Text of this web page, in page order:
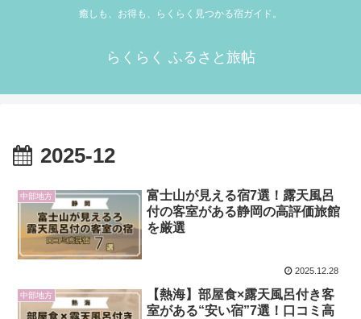
癒しも、お得も、らくらく見つかる宿ガイド。
らくらく ふるさと旅帖
2025-12
中部地方
富士山が見える宿7選！露天風呂
付の客室がある静岡の高評価旅館
を厳選
2025.12.28
中部地方
【熱海】部屋食×露天風呂付き客
室がある“安い宿”7選！口コミ高